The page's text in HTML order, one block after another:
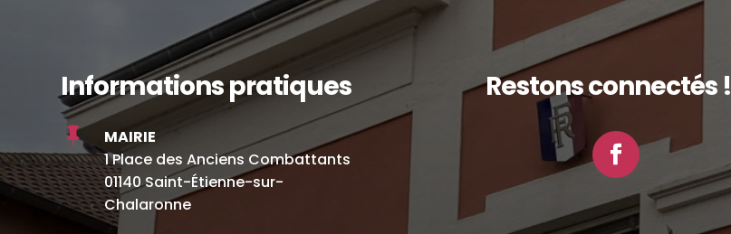
Informations pratiques

MAIRIE
1 Place des Anciens Combattants
01140 Saint-Étienne-sur-
Chalaronne
Restons connectés !
Facebook